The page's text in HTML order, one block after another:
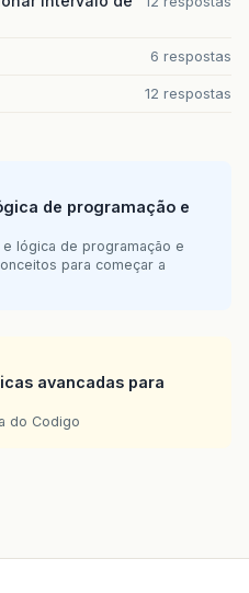
6 respostas
12 respostas
de programação e
lógica de programação e
para começar a
avancadas para
do Codigo